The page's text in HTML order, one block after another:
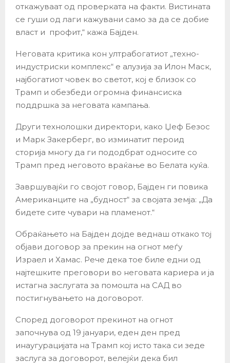
откажуваат од проверката на факти. Вистината
се гуши од лаги кажувани само за да се добие
власт и профит,“ кажа Бајден.
Неговата критика кон ултрабогатиот „техно-
индустриски комплекс“ е алузија за Илон Маск,
најбогатиот човек во светот, кој е близок со
Трамп и обезбеди огромна финансиска
поддршка за неговата кампања.
Други технолошки директори, како Џеф Безос
и Марк Закерберг, во изминатит пероид
сторија многу да ги пододбрат односите со
Трамп пред неговото враќање во Белата куќа.
Завршувајќи го својот говор, Бајден ги повика
Американците нa „будност“ за својата земја: „Да
бидете сите чувари на пламенот.“
Обраќањето на Бајден дојде веднаш откако тој
објави договор за прекин на огнот меѓу
Израел и Хамас. Рече дека тое биле едни од
најтешките преговори во неговата кариера и ја
истагна заслугата за помошта на САД во
постигнувањето на договорот.
Според договорот прекинот на огнот
започнува од 19 јануари, еден ден пред
инаугурацијата на Трамп кој исто така си зеде
заслуга за договорот, велејќи дека бил